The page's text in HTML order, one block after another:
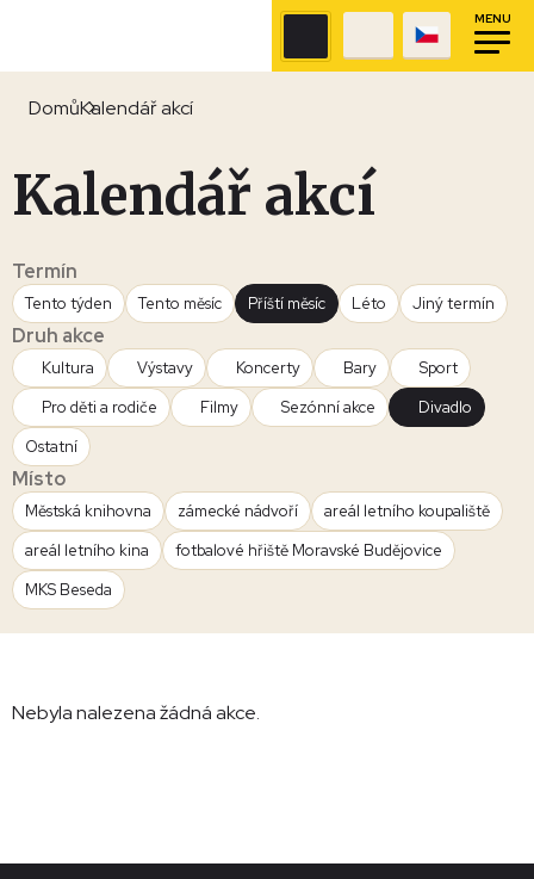
MENU
DomůKalendář akcí
Kalendář akcí
Termín
Tento týden Tento měsíc Příští měsíc Léto Jiný termín
Druh akce
Kultura Výstavy Koncerty Bary
Sport
Pro děti a rodiče
Filmy Sezónní akce
Divadlo
Ostatní
Místo
Městská knihovna zámecké nádvoří
areál letního koupaliště
areál letního kina
fotbalové hřiště Moravské Budějovice
MKS Beseda
Nebyla nalezena žádná akce.